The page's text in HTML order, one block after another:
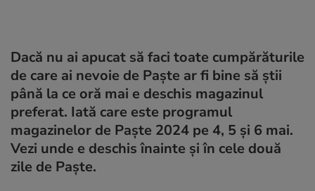
Dacă nu ai apucat să faci toate cumpărăturile
de care ai nevoie de Paște ar fi bine să știi
până la ce oră mai e deschis magazinul
preferat. Iată care este programul
magazinelor de Paște 2024 pe 4, 5 și 6 mai.
Vezi unde e deschis înainte și în cele două
zile de Paște.